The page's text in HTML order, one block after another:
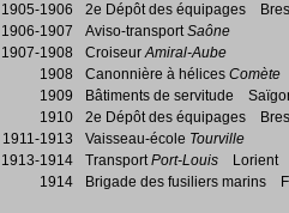
1905-1906
2e Dépôt des équipages
1906-1907
Aviso-transportSaône
1907-1908
CroiseurAmiral-Aube
1908
Canonnière à hélices Comète
1909
Bâtiments de servitude
1910
2e Dépôt des équipages
1911-1913
Vaisseau-école Tourville
1913-1914
TransportPort-Louis Lorient
1914
Brigade des fusiliers marins